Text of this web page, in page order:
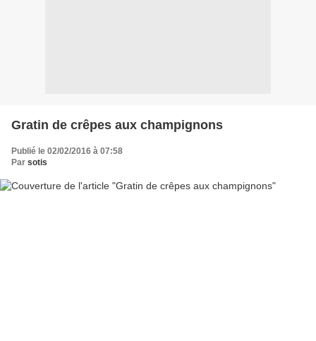
Gratin de crêpes aux champignons
Publié le 02/02/2016 à 07:58
Par sotis